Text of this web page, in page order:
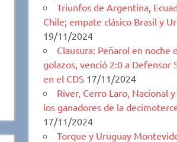
Triunfos de Argentina,
Chile; empate clásico Brasil y
19/11/2024
Clausura: Peñarol en noche
golazos, venció 2:0 a Defensor
en el CDS 17/11/2024
River, Cerro Laro, Nacional
los ganadores de la
17/11/2024
Torque y Uruguay